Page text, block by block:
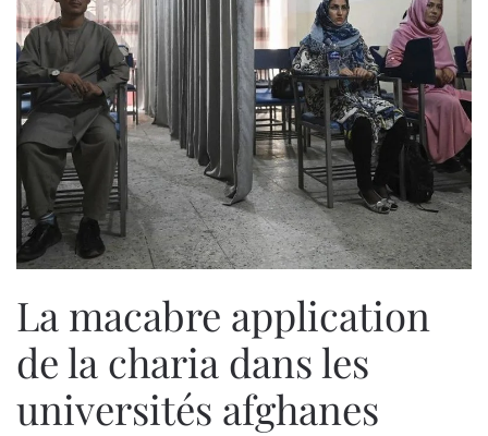
La macabre application
de la charia dans les
universités afghanes